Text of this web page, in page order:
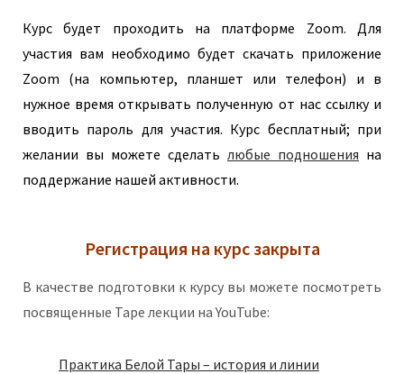
Курс будет проходить на платформе Zoom. Для
участия вам необходимо будет скачать приложение
Zoom (на компьютер, планшет или телефон) и в
нужное время открывать полученную от нас ссылку и
вводить пароль для участия. Курс бесплатный; при
желании вы можете сделать любые подношения на
поддержание нашей активности.
Регистрация на курс закрыта
В качестве подготовки к курсу вы можете посмотреть
посвященные Таре лекции на YouTube:
Практика Белой Тары – история и линии